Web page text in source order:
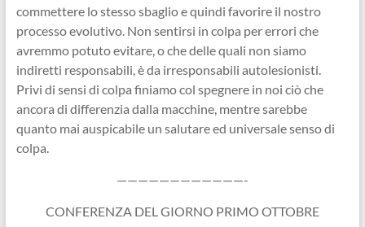
commettere lo stesso sbaglio e quindi favorire il nostro
processo evolutivo. Non sentirsi in colpa per errori che
avremmo potuto evitare, o che delle quali non siamo
indiretti responsabili, è da irresponsabili autolesionisti.
Privi di sensi di colpa finiamo col spegnere in noi ciò che
ancora di differenzia dalla macchine, mentre sarebbe
quanto mai auspicabile un salutare ed universale senso di
colpa.
————————————-
CONFERENZA DEL GIORNO PRIMO OTTOBRE